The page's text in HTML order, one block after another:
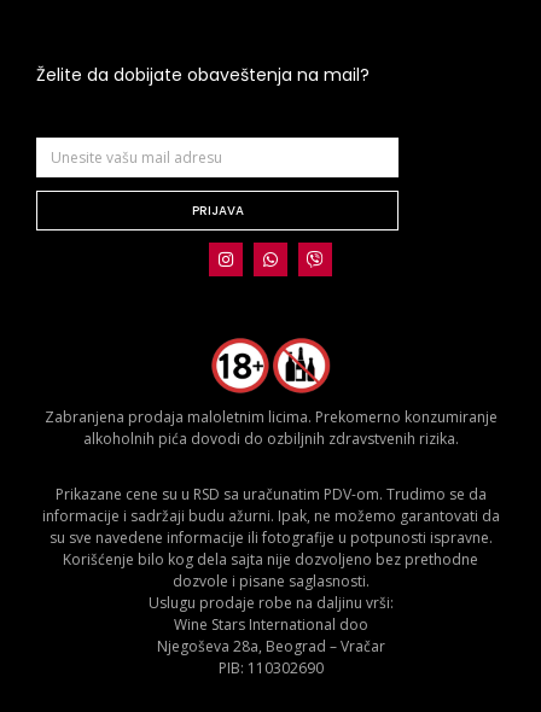
Želite da dobijate obaveštenja na mail?
PRIJAVA
Zabranjena prodaja maloletnim licima. Prekomerno konzumiranje
alkoholnih pića dovodi do ozbiljnih zdravstvenih rizika.
Prikazane cene su u RSD sa uračunatim PDV-om. Trudimo se da
informacije i sadržaji budu ažurni. Ipak, ne možemo garantovati da
su sve navedene informacije ili fotografije u potpunosti ispravne.
Korišćenje bilo kog dela sajta nije dozvoljeno bez prethodne
dozvole i pisane saglasnosti.
Uslugu prodaje robe na daljinu vrši:
Wine Stars International doo
Njegoševa 28a, Beograd – Vračar
PIB: 110302690